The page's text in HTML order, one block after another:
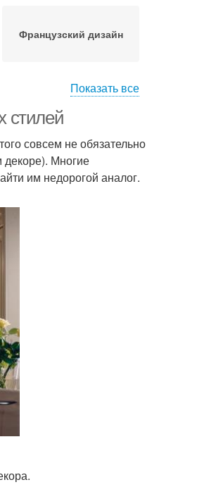
Французский дизайн
Парижский стиль
Неоклассический стиль
Показать все
стилей
совсем не обязательно
декоре). Многие
им недорогой аналог.